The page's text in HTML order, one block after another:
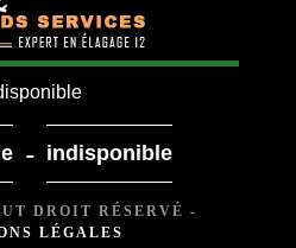
- indisponible
DROIT RÉSERVÉ -
LÉGALES